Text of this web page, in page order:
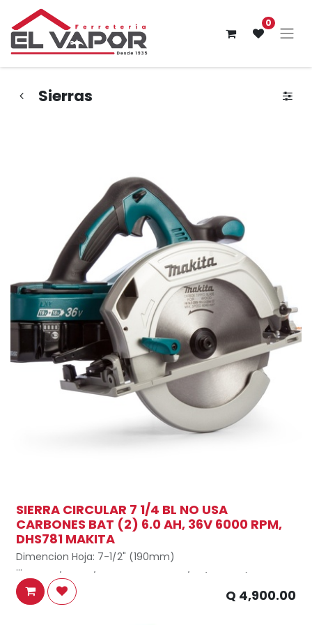
0
Sierras
SIERRA CIRCULAR 7 1/4 BL NO USA
CARBONES BAT (2) 6.0 AH, 36V 6000 RPM,
DHS781 MAKITA
Dimencion Hoja: 7-1/2" (190mm)
Sujecion/Rosca/Diametro Husillo: 5/8" (15,9mm)
Velocidad sin Carga: 6.000 rpm
Q 4,900.00